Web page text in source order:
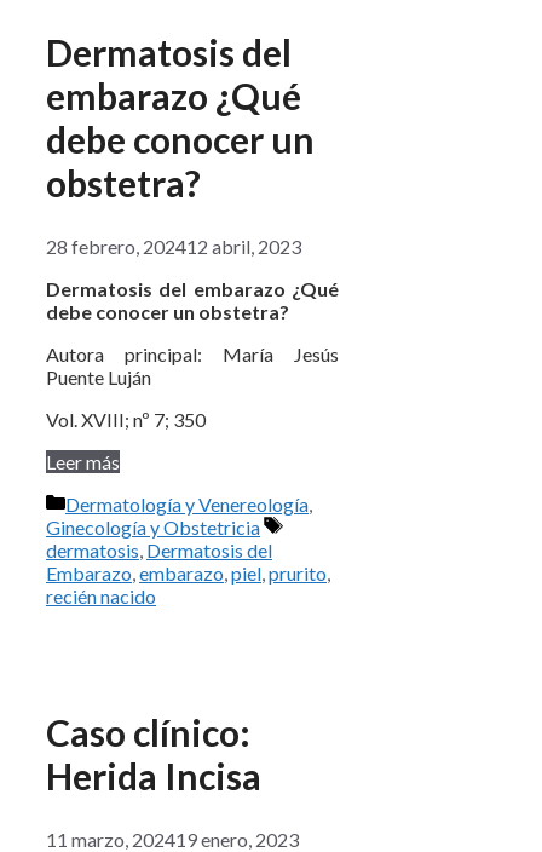
Dermatosis del
embarazo ¿Qué
debe conocer un
obstetra?
28 febrero, 202412 abril, 2023
Dermatosis del embarazo ¿Qué
debe conocer un obstetra?
Autora principal: María Jesús
Puente Luján
Vol. XVIII; nº 7; 350
Leer más
Categorías
Dermatología y Venereología
Ginecología y Obstetricia
Etiquetas
dermatosis Dermatosis del
Embarazo embarazo piel prurito
recién nacido
Caso clínico:
Herida Incisa
11 marzo, 202419 enero, 2023